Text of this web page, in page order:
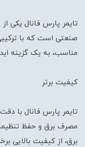
تایمر پارس فانال یکی
صنعتی است که با
مناسب، به یک گزینه
کیفیت برتر
تایمر پارس فانال با
مصرف برق و حفظ
برق، از کیفیت بالایی